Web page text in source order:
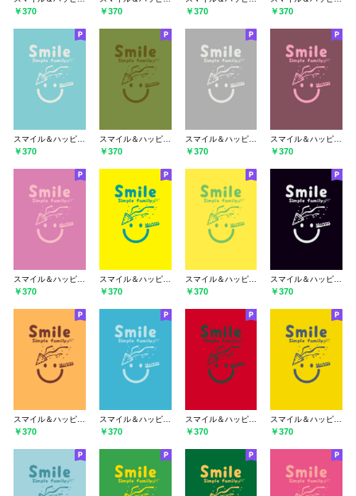
￥370 ￥370 ￥370 ￥370
￥370
スマイル＆ハッピー グラスグリーン
￥370
スマイル＆ハッピー シルバーグレイ
￥370 ￥370
スマイル＆ハッピー オーキッドピンク
￥370
スマイル＆ハッピー ペールレモン
￥370
スマイル＆ハッピー 菜の花色
￥370
スマイル＆ハッピー 漆黒
￥370
スマイル＆ハッピー サンフラワー
￥370
スマイル＆ハッピー アクア
￥370
スマイル＆ハッピー チェリーレッド
￥370
スマイル＆ハッピー 黄水仙
￥370